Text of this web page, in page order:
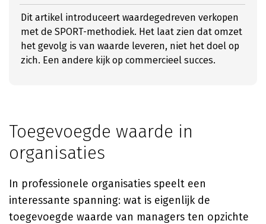
Dit artikel introduceert waardegedreven verkopen
met de SPORT-methodiek. Het laat zien dat omzet
het gevolg is van waarde leveren, niet het doel op
zich. Een andere kijk op commercieel succes.
Toegevoegde waarde in
organisaties
In professionele organisaties speelt een
interessante spanning: wat is eigenlijk de
toegevoegde waarde van managers ten opzichte